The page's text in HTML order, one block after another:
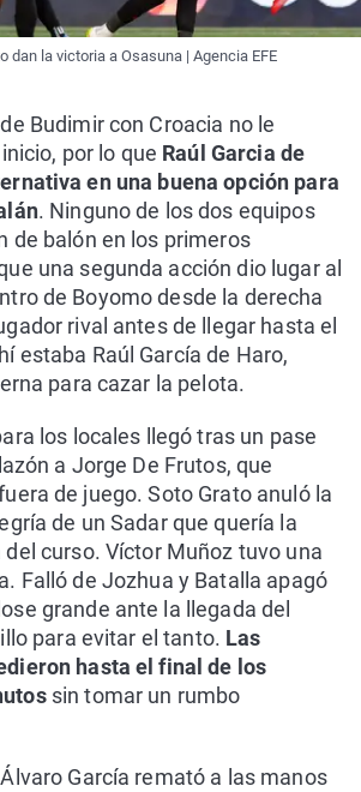
dan la victoria a Osasuna | Agencia EFE
Budimir con Croacia no le
por lo que Raúl Garcia de
en una buena opción para
. Ninguno de los dos equipos
de balón en los primeros
una segunda acción dio lugar al
de Boyomo desde la derecha
rival antes de llegar hasta el
estaba Raúl García de Haro,
para cazar la pelota.
los locales llegó tras un pase
a Jorge De Frutos, que
de juego. Soto Grato anuló la
de un Sadar que quería la
curso. Víctor Muñoz tuvo una
Falló de Jozhua y Batalla apagó
grande ante la llegada del
para evitar el tanto. Las
hasta el final de los
sin tomar un rumbo
García remató a las manos